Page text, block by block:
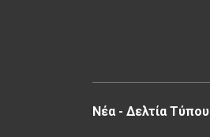
Νέα - Δελτία Τύπου